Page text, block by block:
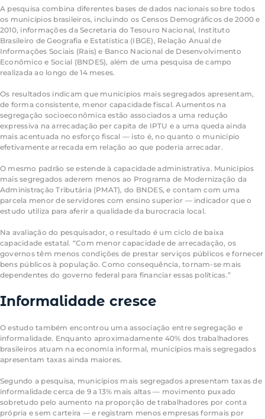
A pesquisa combina diferentes bases de dados nacionais sobre todos
os municípios brasileiros, incluindo os Censos Demográficos de 2000 e
2010, informações da Secretaria do Tesouro Nacional, Instituto
Brasileiro de Geografia e Estatística (IBGE), Relação Anual de
Informações Sociais (Rais) e Banco Nacional de Desenvolvimento
Econômico e Social (BNDES), além de uma pesquisa de campo
realizada ao longo de 14 meses.
Os resultados indicam que municípios mais segregados apresentam,
de forma consistente, menor capacidade fiscal. Aumentos na
segregação socioeconômica estão associados a uma redução
expressiva na arrecadação per capita de IPTU e a uma queda ainda
mais acentuada no esforço fiscal — isto é, no quanto o município
efetivamente arrecada em relação ao que poderia arrecadar.
O mesmo padrão se estende à capacidade administrativa. Municípios
mais segregados aderem menos ao Programa de Modernização da
Administração Tributária (PMAT), do BNDES, e contam com uma
parcela menor de servidores com ensino superior — indicador que o
estudo utiliza para aferir a qualidade da burocracia local.
Na avaliação do pesquisador, o resultado é um ciclo de baixa
capacidade estatal. “Com menor capacidade de arrecadação, os
governos têm menos condições de prestar serviços públicos e fornecer
bens públicos à população. Como consequência, tornam-se mais
dependentes do governo federal para financiar essas políticas.”
Informalidade cresce
O estudo também encontrou uma associação entre segregação e
informalidade. Enquanto aproximadamente 40% dos trabalhadores
brasileiros atuam na economia informal, municípios mais segregados
apresentam taxas ainda maiores.
Segundo a pesquisa, municípios mais segregados apresentam taxas de
informalidade cerca de 9 a 13% mais altas — movimento puxado
sobretudo pelo aumento na proporção de trabalhadores por conta
própria e sem carteira — e registram menos empresas formais por